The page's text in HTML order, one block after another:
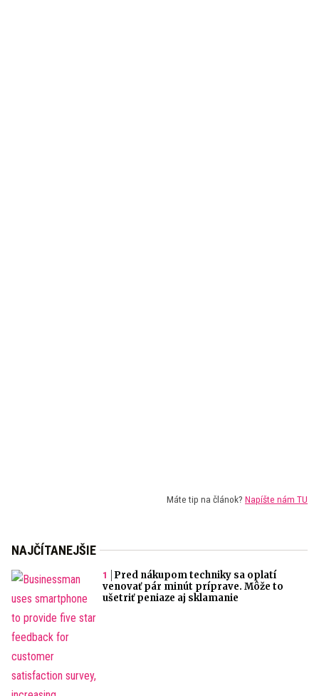
Máte tip na článok? Napíšte nám TU
NAJČÍTANEJŠIE
Pred nákupom techniky sa oplatí
venovať pár minút príprave. Môže to
ušetriť peniaze aj sklamanie